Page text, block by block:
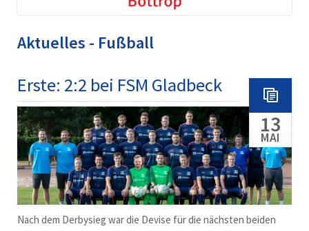
Aktuelles - Fußball
Erste: 2:2 bei FSM Gladbeck
13
MAI
Nach dem Derbysieg war die Devise für die nächsten beiden